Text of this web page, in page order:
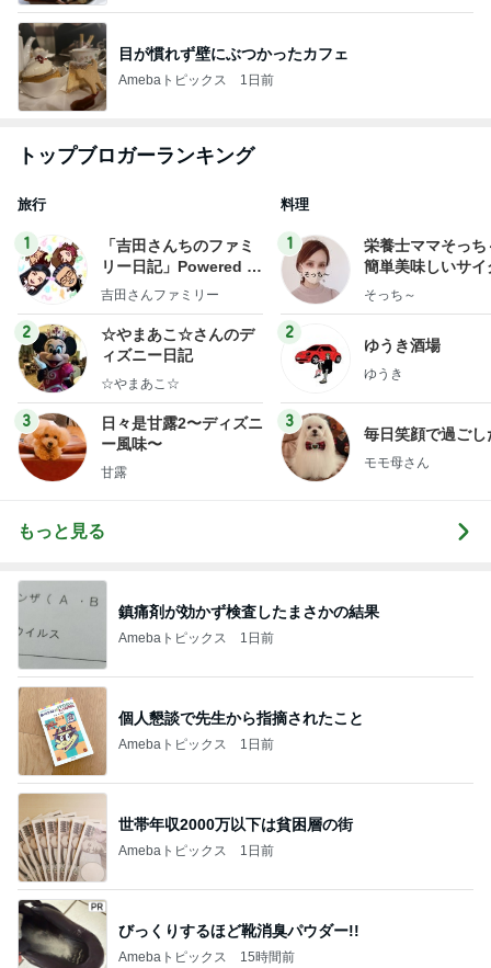
目が慣れず壁にぶつかったカフェ
Amebaトピックス 1日前
トップブロガーランキング
旅行
1
「吉田さんちのファミ
リー日記」Powered b
y Ameba 吉田さんファ
ログ
吉田さんファミリー
2
☆やまあこ☆さんのデ
ィズニー日記
☆やまあこ☆
3
日々是甘露2〜ディズニ
ー風味〜
甘露
料理
1
栄養士ママそっち
簡単美味しいサイ
献立
そっち～
2
ゆうき酒場
ゆうき
3
毎日笑顔で過ごし
モモ母さん
もっと見る
鎮痛剤が効かず検査したまさかの結果
Amebaトピックス 1日前
個人懇談で先生から指摘されたこと
Amebaトピックス 1日前
世帯年収2000万以下は貧困層の街
Amebaトピックス 1日前
びっくりするほど靴消臭パウダー!!
Amebaトピックス 15時間前